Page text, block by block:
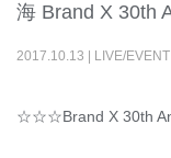
海 Brand X 30th
2017.10.13 LIVE/EVENT
☆☆☆Brand X 30th